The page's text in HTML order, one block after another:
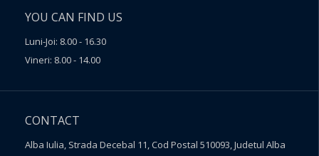
YOU CAN FIND US
Luni-Joi: 8.00 - 16.30
Vineri: 8.00 - 14.00
CONTACT
Alba Iulia, Strada Decebal 11, Cod Postal 510093, Judetul Alba